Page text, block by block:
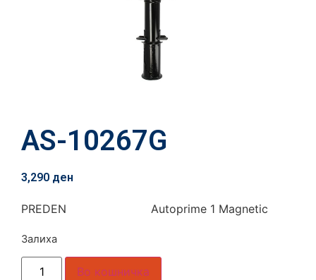
AS-10267G
3,290 ден
PREDEN Autoprime 1 Magnetic
Залиха
Во кошничка